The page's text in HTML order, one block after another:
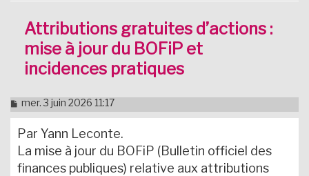
Attributions gratuites d’actions :
mise à jour du BOFiP et
incidences pratiques
M
e
s
a
g
e
mer. 3 juin 2026 11:17
Par Yann Leconte.
La mise à jour du BOFiP (Bulletin officiel des
finances publiques) relative aux attributions